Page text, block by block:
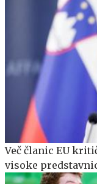
Več članic EU
visoke